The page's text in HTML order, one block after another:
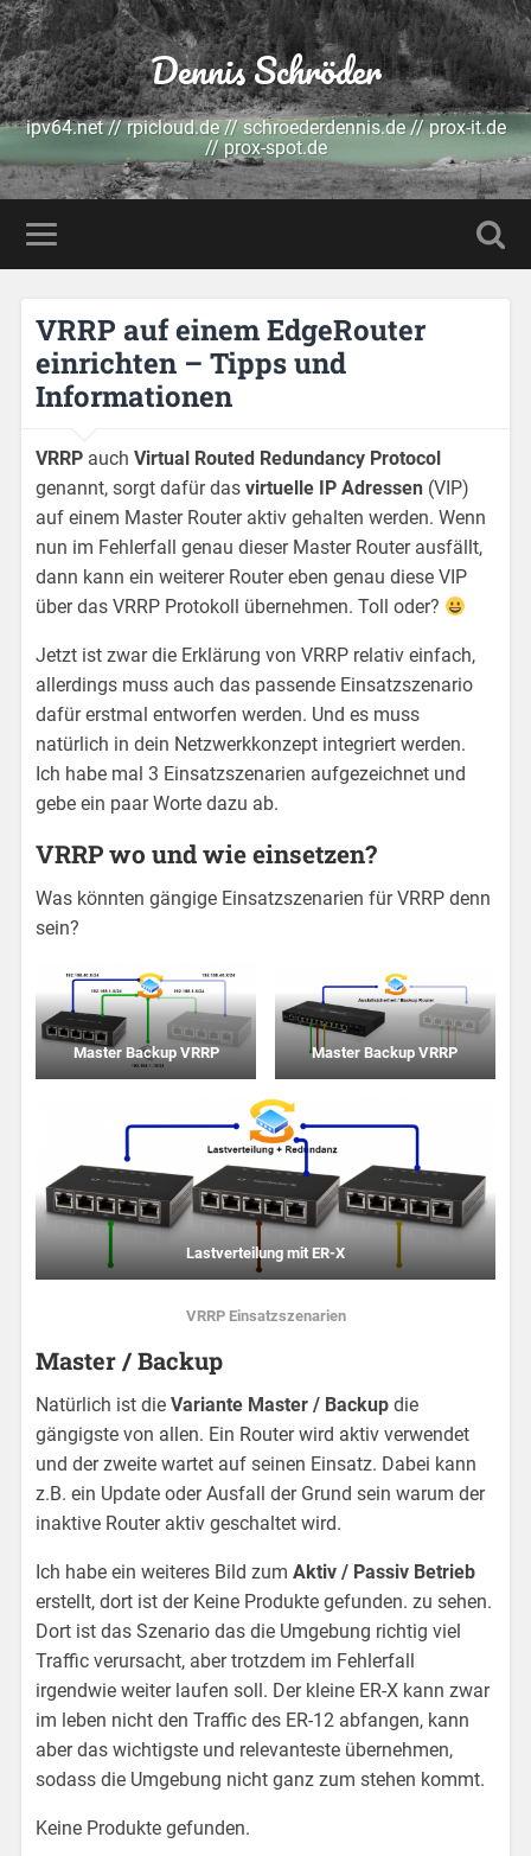
Dennis Schröder
ipv64.net // rpicloud.de // schroederdennis.de // prox-it.de
// prox-spot.de
VRRP auf einem EdgeRouter
einrichten – Tipps und
Informationen
VRRP auchVirtual Routed Redundancy Protocol
genannt, sorgt dafür dasvirtuelle IP Adressen (VIP)
auf einem Master Router aktiv gehalten werden. Wenn
nun im Fehlerfall genau dieser Master Router ausfällt,
dann kann ein weiterer Router eben genau diese VIP
über das VRRP Protokoll übernehmen. Toll oder?
Jetzt ist zwar die Erklärung von VRRP relativ einfach,
allerdings muss auch das passende Einsatzszenario
dafür erstmal entworfen werden. Und es muss
natürlich in dein Netzwerkkonzept integriert werden.
Ich habe mal 3 Einsatzszenarien aufgezeichnet und
gebe ein paar Worte dazu ab.
VRRP wo und wie einsetzen?
Was könnten gängige Einsatzszenarien für VRRP denn
sein?
Master Backup VRRP Master Backup VRRP
Lastverteilung mit ER-X
VRRP Einsatzszenarien
Master / Backup
Natürlich ist dieVariante Master / Backup die
gängigste von allen. Ein Router wird aktiv verwendet
und der zweite wartet auf seinen Einsatz. Dabei kann
z.B. ein Update oder Ausfall der Grund sein warum der
inaktive Router aktiv geschaltet wird.
Ich habe ein weiteres Bild zumAktiv / Passiv Betrieb
erstellt, dort ist der Keine Produkte gefunden. zu sehen.
Dort ist das Szenario das die Umgebung richtig viel
Traffic verursacht, aber trotzdem im Fehlerfall
irgendwie weiter laufen soll. Der kleine ER-X kann zwar
im leben nicht den Traffic des ER-12 abfangen, kann
aber das wichtigste und relevanteste übernehmen,
sodass die Umgebung nicht ganz zum stehen kommt.
Keine Produkte gefunden.